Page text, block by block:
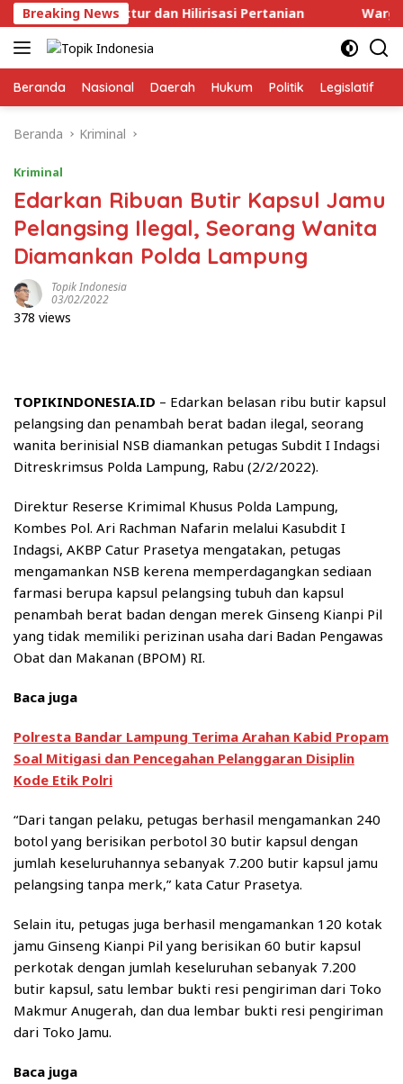
Langsung
ke
konten
Breaking News
Infrastruktur dan Hilirisasi Pertanian Warga Bandar
Beranda Nasional Daerah Hukum Politik Legislatif
Beranda Kriminal
Kriminal
Edarkan Ribuan Butir Kapsul Jamu
Pelangsing Ilegal, Seorang Wanita
Diamankan Polda Lampung
Topik Indonesia
03/02/2022
378 views
TOPIKINDONESIA.ID – Edarkan belasan ribu butir kapsul
pelangsing dan penambah berat badan ilegal, seorang
wanita berinisial NSB diamankan petugas Subdit I Indagsi
Ditreskrimsus Polda Lampung, Rabu (2/2/2022).
Direktur Reserse Krimimal Khusus Polda Lampung,
Kombes Pol. Ari Rachman Nafarin melalui Kasubdit I
Indagsi, AKBP Catur Prasetya mengatakan, petugas
mengamankan NSB kerena memperdagangkan sediaan
farmasi berupa kapsul pelangsing tubuh dan kapsul
penambah berat badan dengan merek Ginseng Kianpi Pil
yang tidak memiliki perizinan usaha dari Badan Pengawas
Obat dan Makanan (BPOM) RI.
Baca juga
Polresta Bandar Lampung Terima Arahan Kabid Propam
Soal Mitigasi dan Pencegahan Pelanggaran Disiplin
Kode Etik Polri
“Dari tangan pelaku, petugas berhasil mengamankan 240
botol yang berisikan perbotol 30 butir kapsul dengan
jumlah keseluruhannya sebanyak 7.200 butir kapsul jamu
pelangsing tanpa merk,” kata Catur Prasetya.
Selain itu, petugas juga berhasil mengamankan 120 kotak
jamu Ginseng Kianpi Pil yang berisikan 60 butir kapsul
perkotak dengan jumlah keseluruhan sebanyak 7.200
butir kapsul, satu lembar bukti resi pengiriman dari Toko
Makmur Anugerah, dan dua lembar bukti resi pengiriman
dari Toko Jamu.
Baca juga